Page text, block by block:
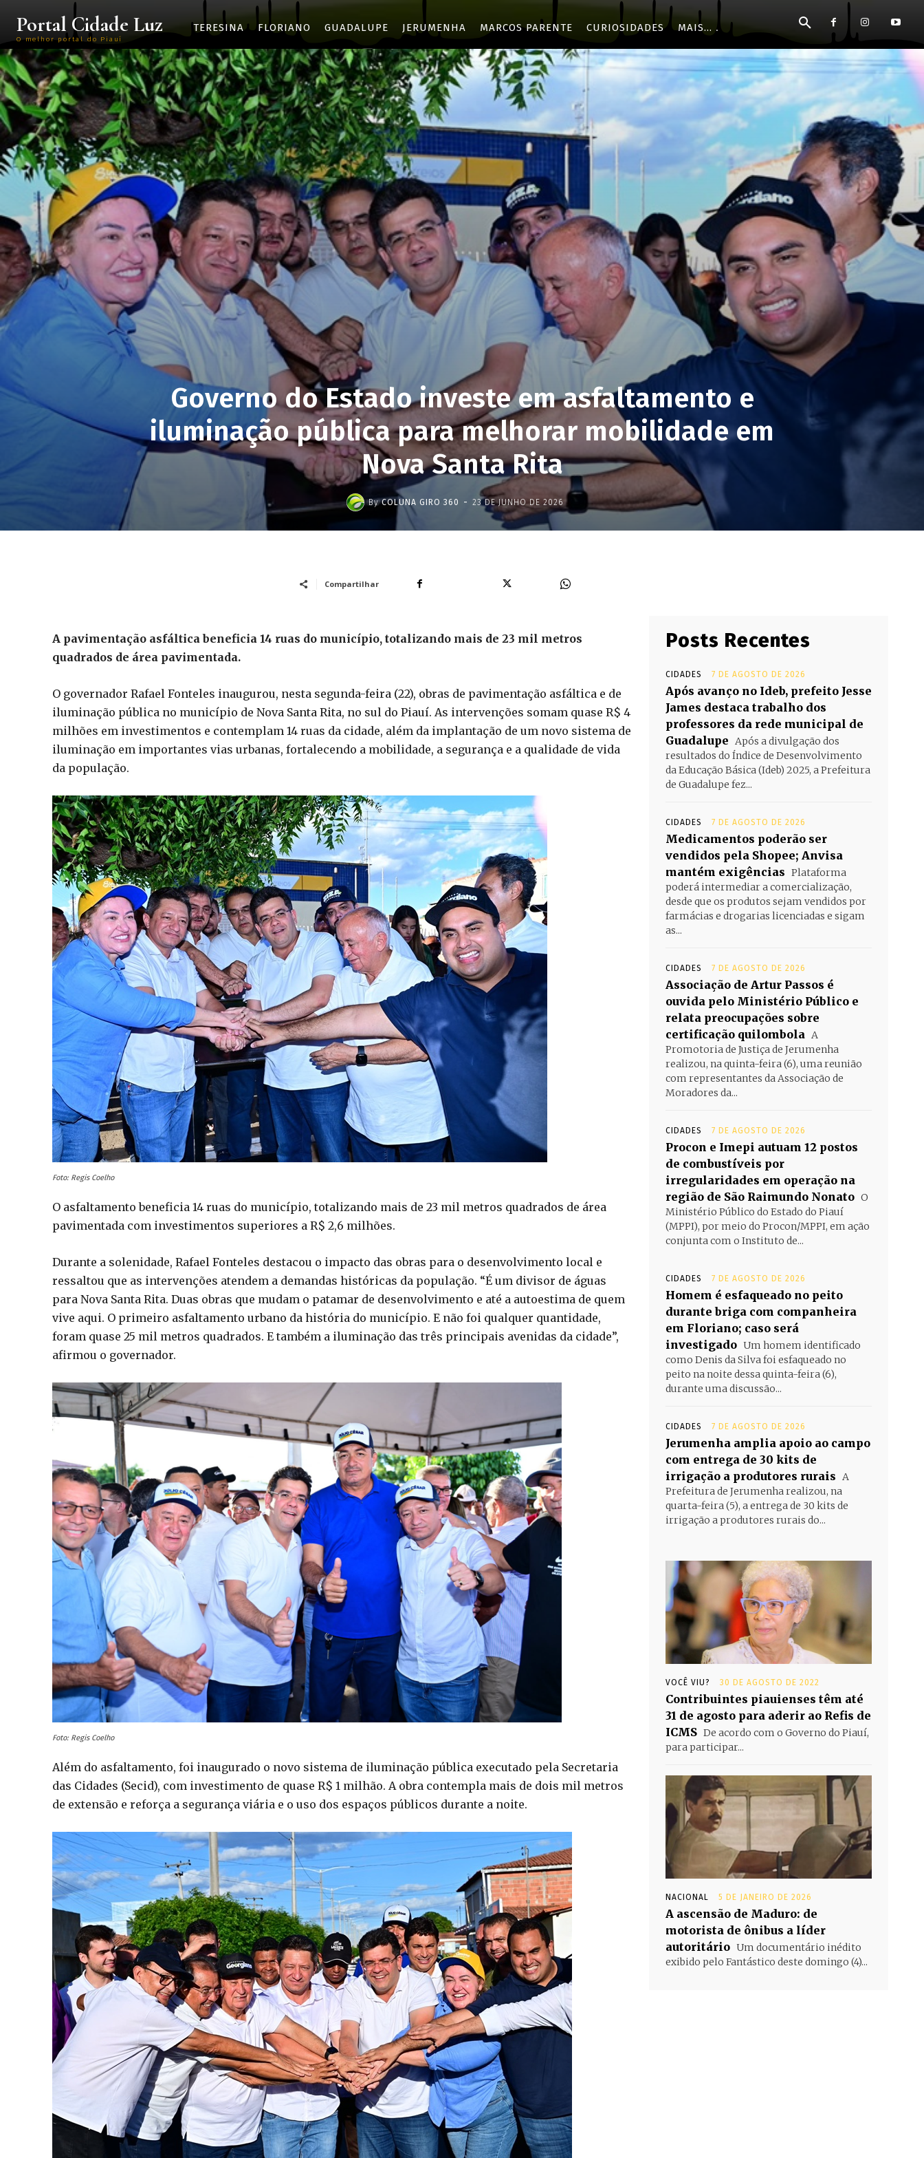
Portal Cidade Luz
O melhor portal do Piauí
TERESINA FLORIANO GUADALUPE JERUMENHA MARCOS PARENTE CURIOSIDADES MAIS...
Governo do Estado investe em asfaltamento e
iluminação pública para melhorar mobilidade em
Nova Santa Rita
By COLUNA GIRO 360 - 23 DE JUNHO DE 2026
Compartilhar
A pavimentação asfáltica beneficia 14 ruas do município, totalizando mais de 23 mil metros
quadrados de área pavimentada.
O governador Rafael Fonteles inaugurou, nesta segunda-feira (22), obras de pavimentação asfáltica e de
iluminação pública no município de Nova Santa Rita, no sul do Piauí. As intervenções somam quase R$ 4
milhões em investimentos e contemplam 14 ruas da cidade, além da implantação de um novo sistema de
iluminação em importantes vias urbanas, fortalecendo a mobilidade, a segurança e a qualidade de vida
da população.
Foto: Regis Coelho
O asfaltamento beneficia 14 ruas do município, totalizando mais de 23 mil metros quadrados de área
pavimentada com investimentos superiores a R$ 2,6 milhões.
Durante a solenidade, Rafael Fonteles destacou o impacto das obras para o desenvolvimento local e
ressaltou que as intervenções atendem a demandas históricas da população. “É um divisor de águas
para Nova Santa Rita. Duas obras que mudam o patamar de desenvolvimento e até a autoestima de quem
vive aqui. O primeiro asfaltamento urbano da história do município. E não foi qualquer quantidade,
foram quase 25 mil metros quadrados. E também a iluminação das três principais avenidas da cidade”,
afirmou o governador.
Foto: Regis Coelho
Além do asfaltamento, foi inaugurado o novo sistema de iluminação pública executado pela Secretaria
das Cidades (Secid), com investimento de quase R$ 1 milhão. A obra contempla mais de dois mil metros
de extensão e reforça a segurança viária e o uso dos espaços públicos durante a noite.
Posts Recentes
CIDADES 7 DE AGOSTO DE 2026
Após avanço no Ideb, prefeito Jesse
James destaca trabalho dos
professores da rede municipal de
Guadalupe Após a divulgação dos
resultados do Índice de Desenvolvimento
da Educação Básica (Ideb) 2025, a Prefeitura
de Guadalupe fez...
CIDADES 7 DE AGOSTO DE 2026
Medicamentos poderão ser
vendidos pela Shopee; Anvisa
mantém exigências Plataforma
poderá intermediar a comercialização,
desde que os produtos sejam vendidos por
farmácias e drogarias licenciadas e sigam
as...
CIDADES 7 DE AGOSTO DE 2026
Associação de Artur Passos é
ouvida pelo Ministério Público e
relata preocupações sobre
certificação quilombola A
Promotoria de Justiça de Jerumenha
realizou, na quinta-feira (6), uma reunião
com representantes da Associação de
Moradores da...
CIDADES 7 DE AGOSTO DE 2026
Procon e Imepi autuam 12 postos
de combustíveis por
irregularidades em operação na
região de São Raimundo Nonato O
Ministério Público do Estado do Piauí
(MPPI), por meio do Procon/MPPI, em ação
conjunta com o Instituto de...
CIDADES 7 DE AGOSTO DE 2026
Homem é esfaqueado no peito
durante briga com companheira
em Floriano; caso será
investigado Um homem identificado
como Denis da Silva foi esfaqueado no
peito na noite dessa quinta-feira (6),
durante uma discussão...
CIDADES 7 DE AGOSTO DE 2026
Jerumenha amplia apoio ao campo
com entrega de 30 kits de
irrigação a produtores rurais A
Prefeitura de Jerumenha realizou, na
quarta-feira (5), a entrega de 30 kits de
irrigação a produtores rurais do...
VOCÊ VIU? 30 DE AGOSTO DE 2022
Contribuintes piauienses têm até
31 de agosto para aderir ao Refis de
ICMS De acordo com o Governo do Piauí,
para participar...
NACIONAL 5 DE JANEIRO DE 2026
A ascensão de Maduro: de
motorista de ônibus a líder
autoritário Um documentário inédito
exibido pelo Fantástico deste domingo (4)...